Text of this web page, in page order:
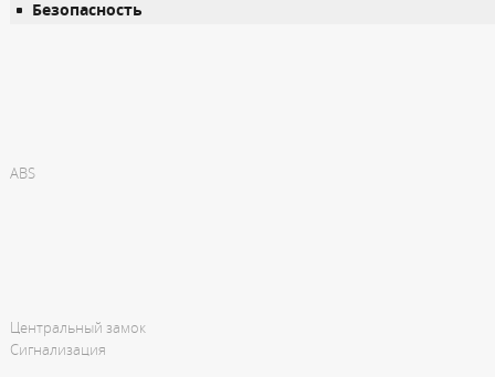
Безопасность
ABS
Центральный замок
Сигнализация